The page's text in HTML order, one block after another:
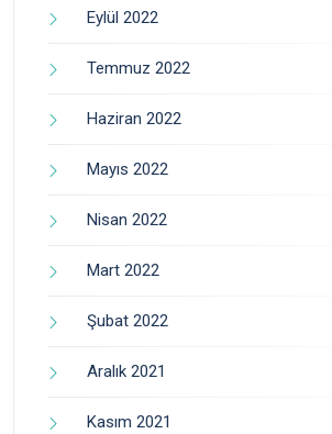
Eylül 2022
Temmuz 2022
Haziran 2022
Mayıs 2022
Nisan 2022
Mart 2022
Şubat 2022
Aralık 2021
Kasım 2021